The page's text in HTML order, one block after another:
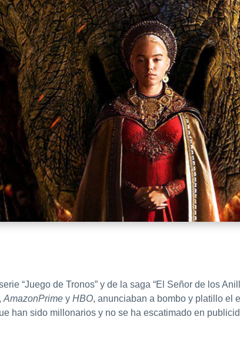
“Juego de Tronos” y de la saga “El Señor de los
AmazonPrime y HBO, anunciaban a bombo y platillo el
han sido millonarios y no se ha escatimado en